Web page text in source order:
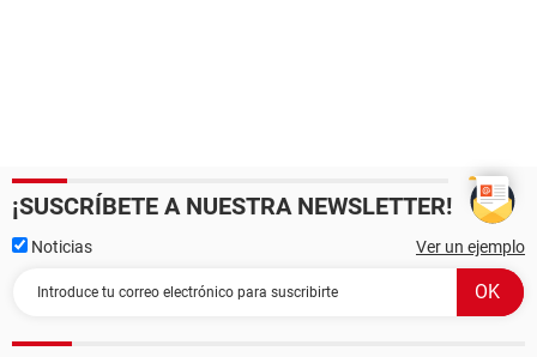
¡SUSCRÍBETE A NUESTRA NEWSLETTER!
Noticias Ver un ejemplo